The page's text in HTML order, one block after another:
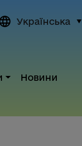
Українська
Новини